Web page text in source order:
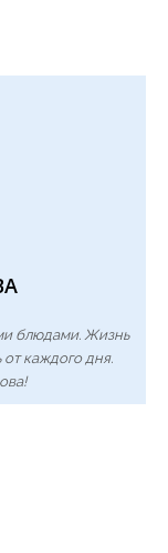
блюдами. Жизнь
каждого дня.